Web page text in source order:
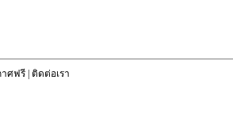
ศฟรี| ติดต่อเรา